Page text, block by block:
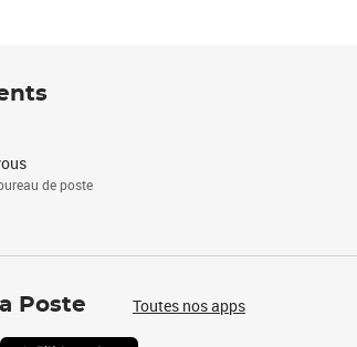
de poste
Poste Toutes nos apps